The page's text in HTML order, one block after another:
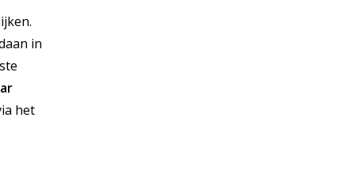
in
het